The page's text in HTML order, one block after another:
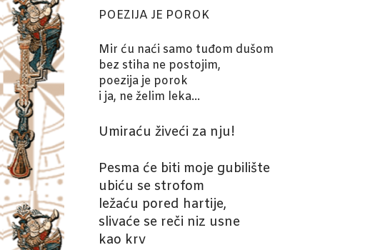
POEZIJA JE POROK
Mir ću naći samo tuđom dušom
bez stiha ne postojim,
poezija je porok
i ja, ne želim leka…
Umiraću živeći za nju!
Pesma će biti moje gubilište
ubiću se strofom
ležaću pored hartije,
slivaće se reči niz usne
kao krv